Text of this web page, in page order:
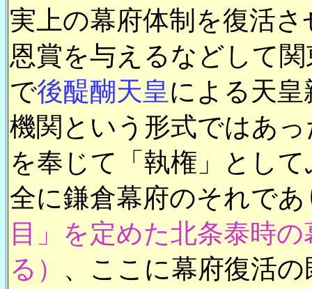
実上の幕府体制を復活
恩賞を与えるなどして
で後醍醐天皇による天
機関という形式ではあ
を奉じて「執権」とし
全に鎌倉幕府のそれであ
目」を定めた北条泰時
る） 、ここに幕府復活